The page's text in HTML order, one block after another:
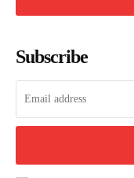
Subscribe